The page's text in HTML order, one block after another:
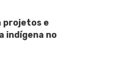
projetos e
indígena no